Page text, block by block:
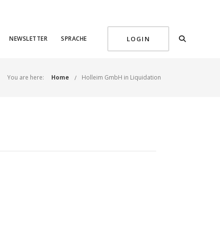
LOGIN
NEWSLETTER SPRACHE
You are here: Home Holleim GmbH in Liquidation